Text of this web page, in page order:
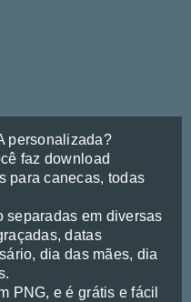
personalizada?
faz download
para canecas, todas
separadas em diversas
datas
dia das mães, dia
PNG, e é grátis e fácil